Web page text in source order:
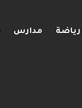
رياضة مدارس